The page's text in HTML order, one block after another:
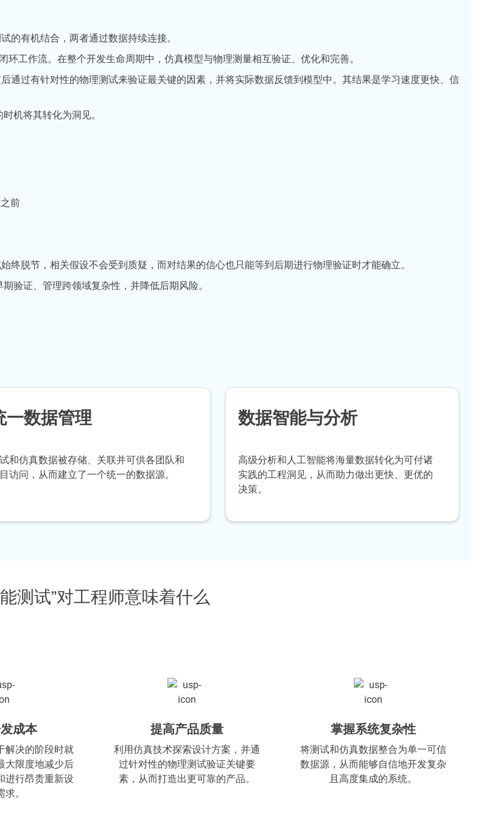
的有机结合，两者通过数据持续连接。
工作流。在整个开发生命周期中，仿真模型与物理测量相互验证、优化和完善。
通过有针对性的物理测试来验证最关键的因素，并将实际数据反馈到模型中。其结果是学习速度更快、信
机将其转化为洞见。
前
终脱节，相关假设不会受到质疑，而对结果的信心也只能等到后期进行物理验证时才能确立。
验证、管理跨领域复杂性，并降低后期风险。
一数据管理
和仿真数据被存储、关联并可供各团队和
访问，从而建立了一个统一的数据源。
数据智能与分析
高级分析和人工智能将海量数据转化为可付诸
实践的工程洞见，从而助力做出更快、更优的
决策。
测试”对工程师意味着什么
成本
解决的阶段时就
大限度地减少后
进行昂贵重新设
。
提高产品质量
利用仿真技术探索设计方案，并通
过针对性的物理测试验证关键要
素，从而打造出更可靠的产品。
掌握系统复杂性
将测试和仿真数据整合为单一可信
数据源，从而能够自信地开发复杂
且高度集成的系统。